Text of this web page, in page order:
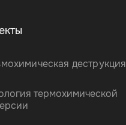
деструкция
термохимической